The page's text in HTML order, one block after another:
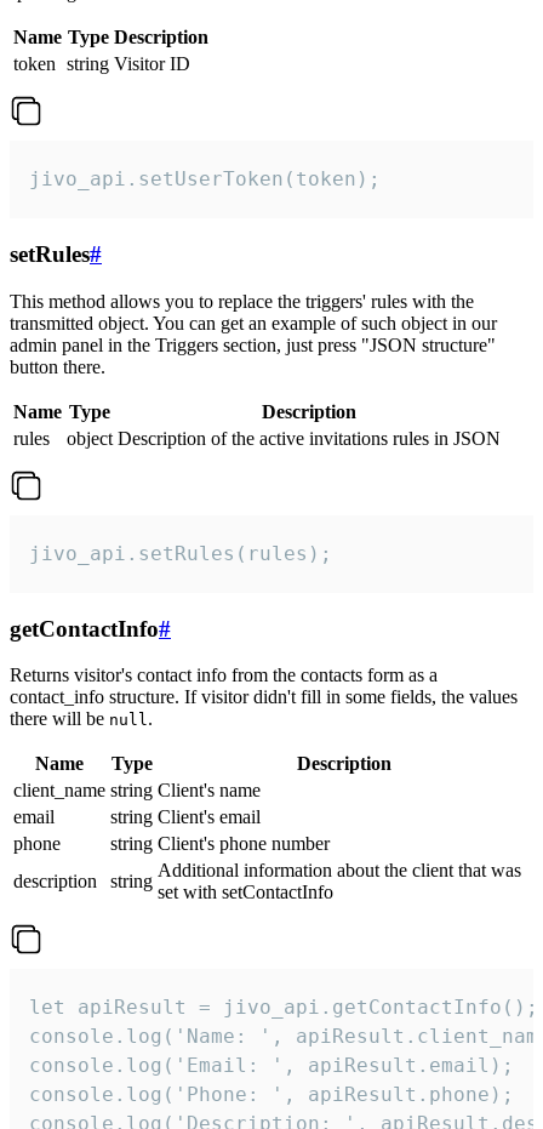
Name Type Description
token string Visitor ID
jivo_api.setUserToken(token);
setRules#
This method allows you to replace the triggers' rules with the
transmitted object. You can get an example of such object in our
admin panel in the Triggers section, just press "JSON structure"
button there.
Name Type
Description
rules
object Description of the active invitations rules in JSON
jivo_api.setRules(rules);
getContactInfo#
Returns visitor's contact info from the contacts form as a
contact_info structure. If visitor didn't fill in some fields, the values
there will be null.
Name Type
Description
client_name string Client's name
email
string Client's email
phone
string Client's phone number
description
string
Additional information about the client that was
set with setContactInfo
let apiResult = jivo_api.getContactInfo();
console.log('Name: ',
console.log('Email: ', apiResult.email);
console.log('Phone: ', apiResult.phone);
console.log('Description: ',